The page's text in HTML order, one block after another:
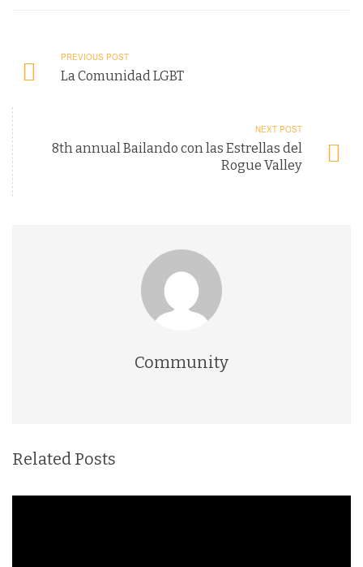
PREVIOUS POST
La Comunidad LGBT
NEXT POST
8th annual Bailando con las Estrellas del
Rogue Valley
Community
Related Posts